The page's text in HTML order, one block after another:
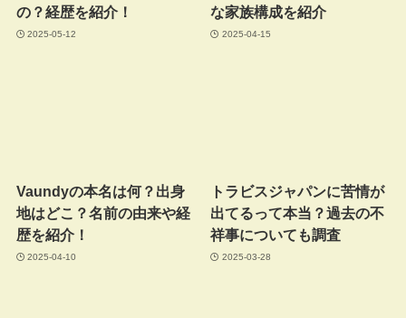
の？経歴を紹介！
2025-05-12
な家族構成を紹介
2025-04-15
Vaundyの本名は何？出身
地はどこ？名前の由来や経
歴を紹介！
2025-04-10
トラビスジャパンに苦情が
出てるって本当？過去の不
祥事についても調査
2025-03-28